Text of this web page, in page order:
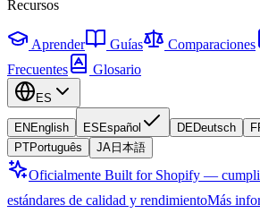
Recursos
Aprender Guías Comparaciones
Frecuentes
Glosario
ES
EN English ES Español DEDeutsch
PTPortuguês JA 日本語
Oficialmente Built for Shopify —
estándares de calidad y rendimientoMás